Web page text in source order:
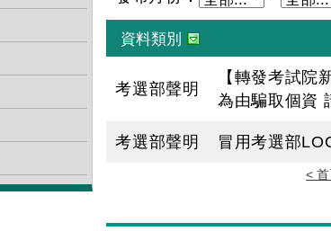
考選部聲明
【轉發考試院
為由騙取個資
考選部聲明 冒用考選部
前